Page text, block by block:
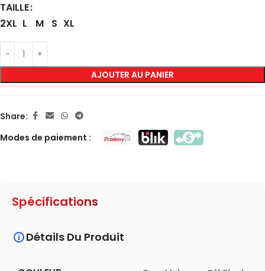
TAILLE
2XL L M S XL
AJOUTER AU PANIER
Share:
Modes de paiement :
Spécifications
Détails Du Produit